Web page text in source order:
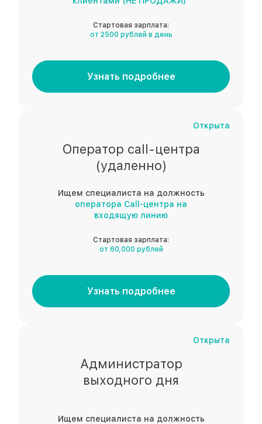
Стартовая зарплата:
от 2500 рублей в день
Узнать подробнее
Открыта
Оператор call-центра
(удаленно)
Ищем специалиста на должность
оператора Call-центра на
входящую линию
Стартовая зарплата:
от 60,000 рублей
Узнать подробнее
Открыта
Администратор
выходного дня
Ищем специалиста на должность